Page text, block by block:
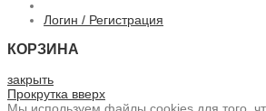
Логин / Регистрация
КОРЗИНА
закрыть
Прокрутка вверх